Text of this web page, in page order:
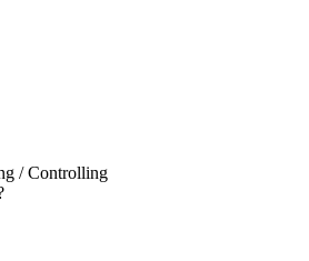
/ Controlling